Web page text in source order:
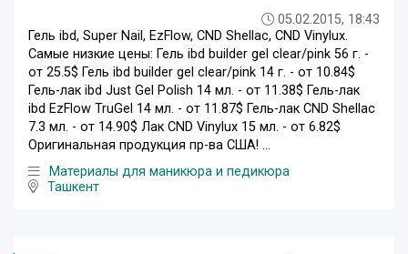
05.02.2015, 18:43
Гель ibd, Super Nail, EzFlow, CND Shellac, CND Vinylux.
Самые низкие цены: Гель ibd builder gel clear/pink 56 г. -
от 25.5$ Гель ibd builder gel clear/pink 14 г. - от 10.84$
Гель-лак ibd Just Gel Polish 14 мл. - от 11.38$ Гель-лак
ibd EzFlow TruGel 14 мл. - от 11.87$ Гель-лак CND Shellac
7.3 мл. - от 14.90$ Лак CND Vinylux 15 мл. - от 6.82$
Оригинальная продукция пр-ва США! ...
Материалы для маникюра и педикюра
Ташкент